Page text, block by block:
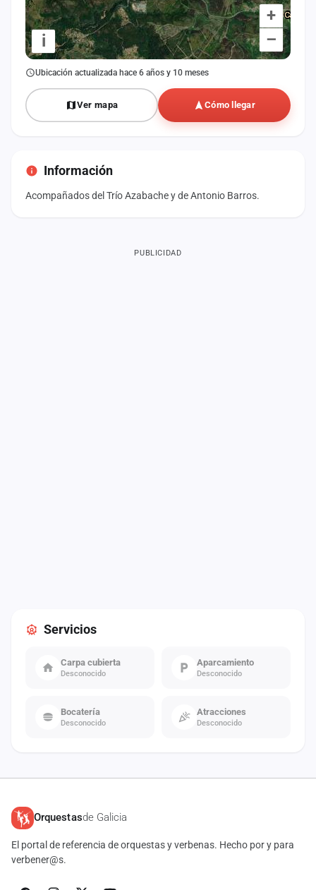
+
–
i
Ubicación actualizada hace 6 años y 10 meses
Ver mapa Cómo llegar
Información
Acompañados del Trío Azabache y de Antonio Barros.
Servicios
Carpa cubierta
Desconocido
Aparcamiento
Desconocido
Bocatería
Desconocido
Atracciones
Desconocido
PUBLICIDAD
Orquestasde Galicia
El portal de referencia de orquestas y verbenas. Hecho por y para
verbener@s.